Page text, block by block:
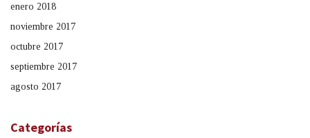
enero 2018
noviembre 2017
octubre 2017
septiembre 2017
agosto 2017
Categorías